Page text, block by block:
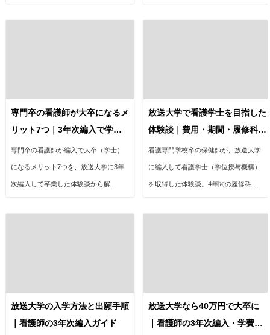
専門卒の看護師が大卒になるメ
リット7つ｜3年次編入で学士
を取った体験談
専門卒の看護師が編入で大卒（学士）
になるメリット7つを、放送大学に3年
次編入して卒業した体験談から解...
放送大学で看護学士を目指した
体験談｜費用・期間・履修科目
を全公開
看護専門学校卒の保健師が、放送大学
に編入して看護学士（学位授与機構）
を取得した体験談。4年間の履修科...
放送大学の入学方法と出願手順
｜看護師の3年次編入ガイド
放送大学なら40万円で大卒に
｜看護師の3年次編入・学費の